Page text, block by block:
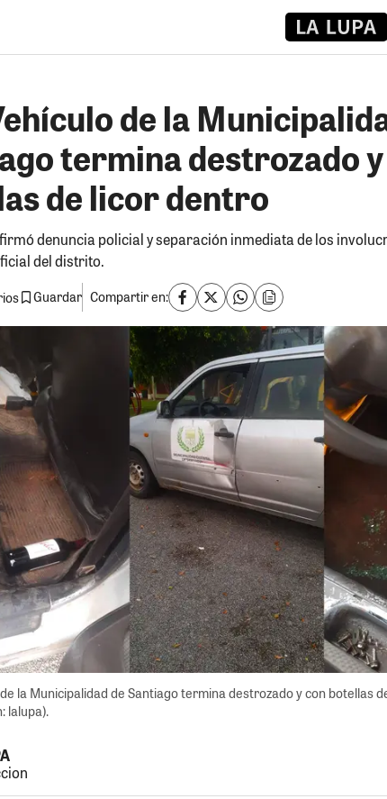
de la
termina destrozado
de licor dentro
denuncia policial y separación inmediata de los
del distrito.
Guardar Compartir en:
la Municipalidad de Santiago termina destrozado y con botellas
lalupa).